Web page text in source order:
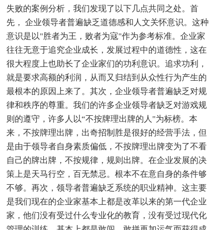
失败的案例分析，我们发现了以下几点共同之处。首
先， 企业领导者普遍缺乏道德感和人文关怀意识。这种
意识是以"胜者为王，败者为寇"作为参考标准。企业家
往往无意于追究企业成长，发展过程中的道德性，这在
很大程度上也助长了企业家们的功利意识。追求功利，
就是要求高额的利润，从而又归结到从众性行为产生的
最根本的原因上来了。其次，企业领导者普遍缺乏对规
律和秩序的尊重。我们的许多企业领导者缺乏对游戏规
则的遵守，许多人以“不按牌理出牌的人"为标榜。本
来，不按牌理出牌，出奇招制胜是很好的经营手法，但
是由于领导者自身素质偏低，不按牌理出牌变为了不看
自己的牌出牌，不按规律，规则出牌。在企业发展的决
策上是天马行空，百无禁忌。根本不在意自身的条件够
不够。再次，领导者普遍缺乏系统的职业精神。这主要
是我们现在的企业家基本上都是改革以来的第一代企业
家，他们没有受过什么专业化的教育，没有受过现代化